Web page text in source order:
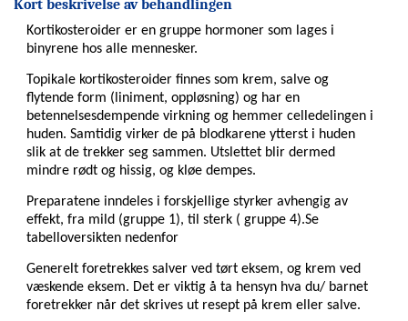
Hjerte,
lunge- og
karklinikken
Klinikk for
kirurgi og
spesialisert
medisin
Avdeling for
Avdeling for
lever-,
Kort beskrivelse av behandlingen
Kortikosteroider er en gruppe hormoner som lages i
binyrene hos alle mennesker.
Topikale kortikosteroider finnes som krem, salve og
flytende form (liniment, oppløsning) og har en
betennelsesdempende virkning og hemmer celledelingen i
huden. Samtidig virker de på blodkarene ytterst i huden
slik at de trekker seg sammen. Utslettet blir dermed
mindre rødt og hissig, og kløe dempes.
Preparatene inndeles i forskjellige styrker avhengig av
effekt, fra mild (gruppe 1), til sterk ( gruppe 4).Se
tabelloversikten nedenfor
Generelt foretrekkes salver ved tørt eksem, og krem ved
væskende eksem. Det er viktig å ta hensyn hva du/ barnet
foretrekker når det skrives ut resept på krem eller salve.